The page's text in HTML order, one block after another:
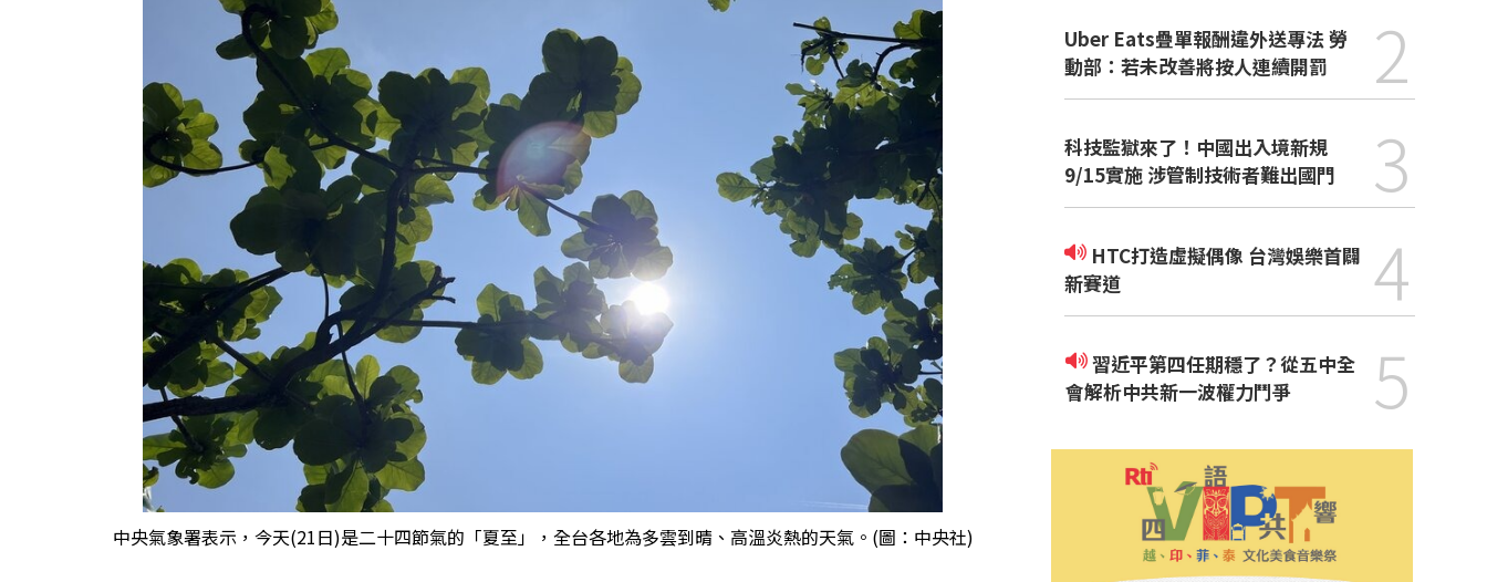
中央氣象署表示，今天(21日)是二十四節氣的「夏至」，全台各地為多雲到晴、高溫炎熱的天氣。(圖：中央社)
Uber Eats疊單報酬違外送專法 勞
動部：若未改善將按人連續開罰
2
科技監獄來了！中國出入境新規
9/15實施 涉管制技術者難出國門
3
新賽道
4
習近平第四任期穩了？從五中全
會解析中共新一波權力鬥爭
5